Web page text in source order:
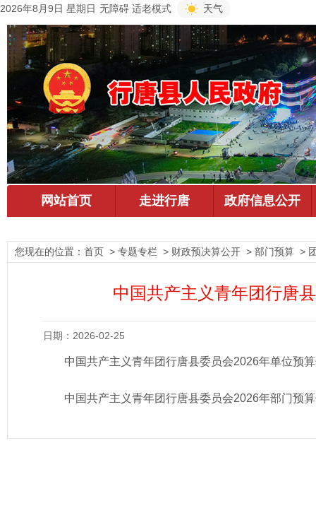
2026年8月9日 星期日 无障碍 适老模式 天气
您现在的位置： 首页 > 专题专栏 > 财政预决算公开 > 部门预算 >
中国共产主义青年团行唐
日期：2026-02-25
中国共产主义青年团行唐县委员会2026年单位预
中国共产主义青年团行唐县委员会2026年部门预